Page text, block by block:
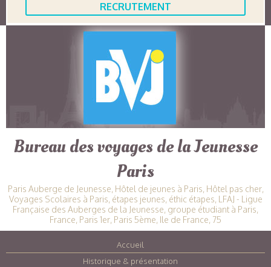
RECRUTEMENT
Bureau des voyages de la Jeunesse
Paris
Paris Auberge de Jeunesse, Hôtel de jeunes à Paris, Hôtel pas cher,
Voyages Scolaires à Paris, étapes jeunes, éthic étapes, LFAJ - Ligue
Française des Auberges de la Jeunesse, groupe étudiant à Paris,
France, Paris 1er, Paris 5ème, Ile de France, 75
Accueil
Historique & présentation